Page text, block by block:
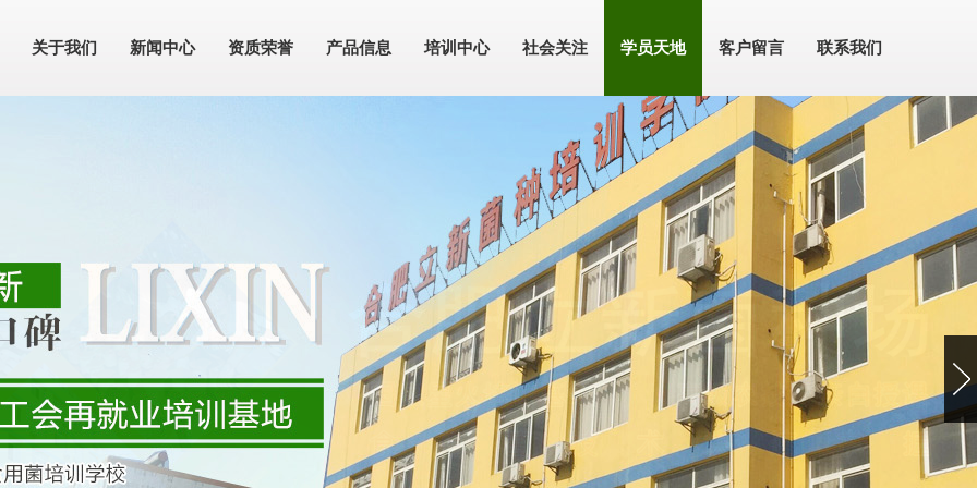
联系我们
客户留言
学员天地
社会关注
培训中心
产品信息
资质荣誉
新闻中心
关于我们